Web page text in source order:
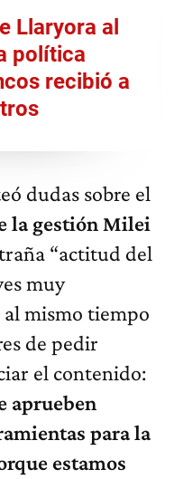
Llaryora al
política
recibió a
dudas sobre el
la gestión Milei
“actitud del
muy
al mismo tiempo
de pedir
el contenido:
aprueben
para la
estamos